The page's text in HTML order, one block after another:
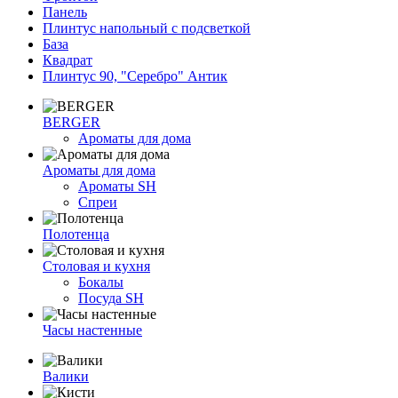
Панель
Плинтус напольный с подсветкой
База
Квадрат
Плинтус 90, "Серебро" Антик
BERGER
Ароматы для дома
Ароматы для дома
Ароматы SH
Спреи
Полотенца
Столовая и кухня
Бокалы
Посуда SH
Часы настенные
Валики